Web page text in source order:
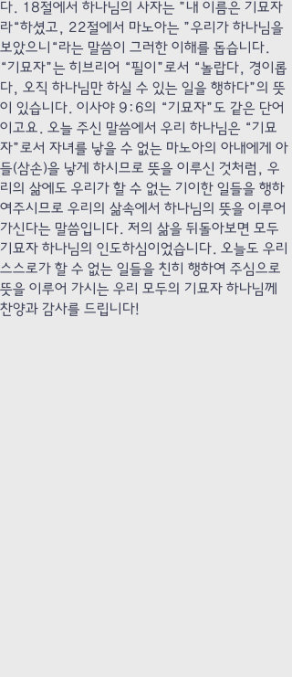
다. 18절에서 하나님의 사자는 ”내 이름은 기묘자
라“하셨고, 22절에서 마노아는 ”우리가 하나님을
보았으니“라는 말씀이 그러한 이해를 돕습니다.
“기묘자”는 히브리어 “필이”로서 “놀랍다, 경이롭
다, 오직 하나님만 하실 수 있는 일을 행하다”의 뜻
이 있습니다. 이사야 9:6의 “기묘자”도 같은 단어
이고요. 오늘 주신 말씀에서 우리 하나님은 “기묘
자”로서 자녀를 낳을 수 없는 마노아의 아내에게 아
들(삼손)을 낳게 하시므로 뜻을 이루신 것처럼, 우
리의 삶에도 우리가 할 수 없는 기이한 일들을 행하
여주시므로 우리의 삶속에서 하나님의 뜻을 이루어
가신다는 말씀입니다. 저의 삶을 뒤돌아보면 모두
기묘자 하나님의 인도하심이었습니다. 오늘도 우리
스스로가 할 수 없는 일들을 친히 행하여 주심으로
뜻을 이루어 가시는 우리 모두의 기묘자 하나님께
찬양과 감사를 드립니다!